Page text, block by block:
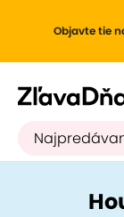
Objavte tie